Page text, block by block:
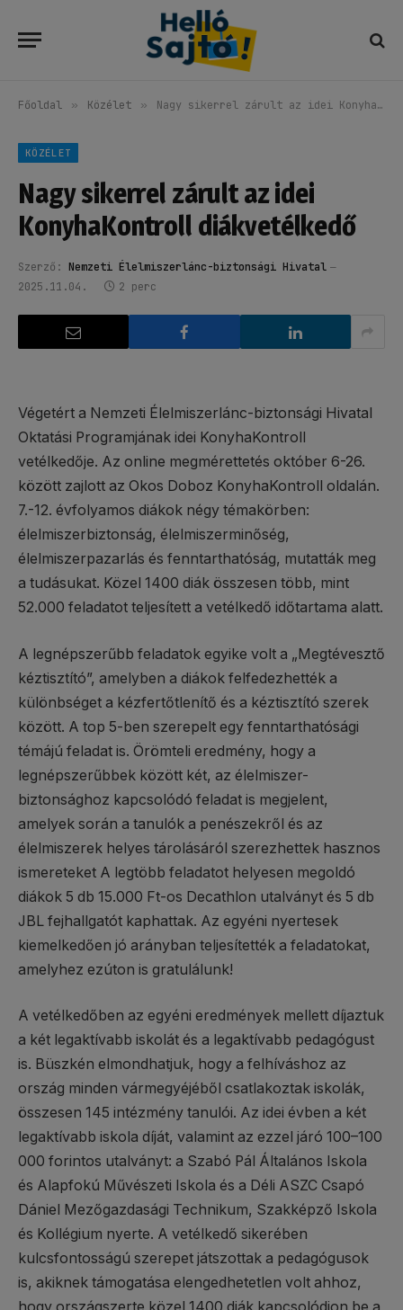
Főoldal » Közélet » Nagy sikerrel zárult az idei KonyhaKontroll diákvetélkedő
KÖZÉLET
Nagy sikerrel zárult az idei
KonyhaKontroll diákvetélkedő
Szerző: Nemzeti Élelmiszerlánc-biztonsági Hivatal
2025.11.04.
2 perc
Végetért a Nemzeti Élelmiszerlánc-biztonsági Hivatal
Oktatási Programjának idei KonyhaKontroll
vetélkedője. Az online megmérettetés október 6-26.
között zajlott az Okos Doboz KonyhaKontroll oldalán.
7.-12. évfolyamos diákok négy témakörben:
élelmiszerbiztonság, élelmiszerminőség,
élelmiszerpazarlás és fenntarthatóság, mutatták meg
a tudásukat. Közel 1400 diák összesen több, mint
52.000 feladatot teljesített a vetélkedő időtartama alatt.
A legnépszerűbb feladatok egyike volt a „Megtévesztő
kéztisztító”, amelyben a diákok felfedezhették a
különbséget a kézfertőtlenítő és a kéztisztító szerek
között. A top 5-ben szerepelt egy fenntarthatósági
témájú feladat is. Örömteli eredmény, hogy a
legnépszerűbbek között két, az élelmiszer-
biztonsághoz kapcsolódó feladat is megjelent,
amelyek során a tanulók a penészekről és az
élelmiszerek helyes tárolásáról szerezhettek hasznos
ismereteket A legtöbb feladatot helyesen megoldó
diákok 5 db 15.000 Ft-os Decathlon utalványt és 5 db
JBL fejhallgatót kaphattak. Az egyéni nyertesek
kiemelkedően jó arányban teljesítették a feladatokat,
amelyhez ezúton is gratulálunk!
A vetélkedőben az egyéni eredmények mellett díjaztuk
a két legaktívabb iskolát és a legaktívabb pedagógust
is. Büszkén elmondhatjuk, hogy a felhíváshoz az
ország minden vármegyéjéből csatlakoztak iskolák,
összesen 145 intézmény tanulói. Az idei évben a két
legaktívabb iskola díját, valamint az ezzel járó 100–100
000 forintos utalványt: a Szabó Pál Általános Iskola
és Alapfokú Művészeti Iskola és a Déli ASZC Csapó
Dániel Mezőgazdasági Technikum, Szakképző Iskola
és Kollégium nyerte. A vetélkedő sikerében
kulcsfontosságú szerepet játszottak a pedagógusok
is, akiknek támogatása elengedhetetlen volt ahhoz,